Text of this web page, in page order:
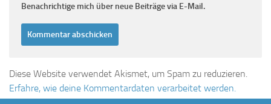
Benachrichtige mich über neue Beiträge via E-Mail.
Diese Website verwendet Akismet, um Spam zu reduzieren.
Erfahre, wie deine Kommentardaten verarbeitet werden.